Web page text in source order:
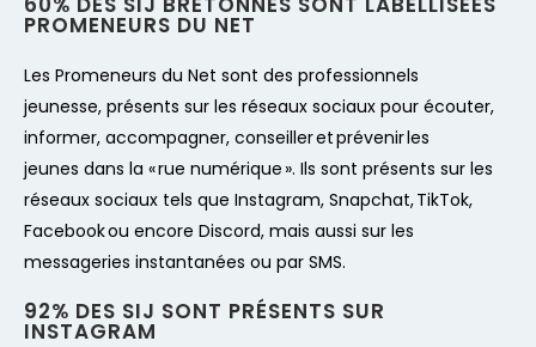
PROMENEURS DU NET
Les Promeneurs du Net sont des professionnels
jeunesse, présents sur les réseaux sociaux pour écouter,
informer, accompagner, conseiller et prévenir les
jeunes dans la « rue numérique ». Ils sont présents sur les
réseaux sociaux tels que Instagram, Snapchat, TikTok,
Facebook ou encore Discord, mais aussi sur les
messageries instantanées ou par SMS.
92% DES SIJ SONT PRÉSENTS SUR
INSTAGRAM